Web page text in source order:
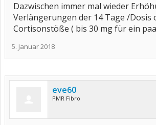
Dazwischen immer mal wieder
Verlängerungen der 14 Tage /Dosis
Cortisonstöße ( bis 30 mg für ein
5. Januar 2018
eve60
PMR Fibro